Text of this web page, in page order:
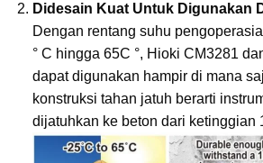
Didesain Kuat Untuk Digunakan
Dengan rentang suhu
° C hingga 65C °, Hioki CM3281
dapat digunakan hampir di mana
konstruksi tahan jatuh berarti
dijatuhkan ke beton dari ketinggian